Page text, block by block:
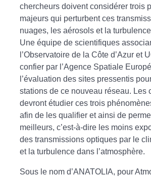
chercheurs doivent considérer trois
majeurs qui perturbent ces
nuages, les aérosols et la
Une équipe de scientifiques
l’Observatoire de la Côte d’Azur et
confier par l’Agence Spatiale
l’évaluation des sites pressentis
stations de ce nouveau réseau. Les
devront étudier ces trois
afin de les qualifier et ainsi de
meilleurs, c’est-à-dire les moins
des transmissions optiques par le
et la turbulence dans l’atmosphère.
Sous le nom d’ANATOLIA, pour